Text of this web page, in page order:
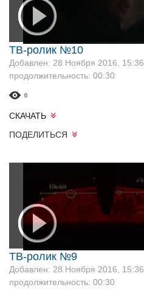
ТВ-ролик №10
Добавлен: 28 Ноября 2016, 15:36
продолжительность: 00:30
0
СКАЧАТЬ
ПОДЕЛИТЬСЯ
ТВ-ролик №9
Добавлен: 28 Ноября 2016, 15:36
продолжительность: 00:30